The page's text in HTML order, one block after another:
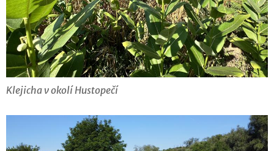
Klejicha v okolí Hustopečí